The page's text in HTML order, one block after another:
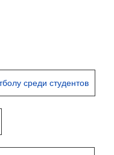
среди студентов